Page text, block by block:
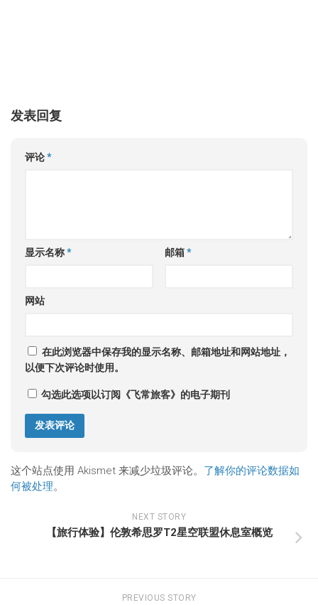
发表回复
评论*
显示名称* 邮箱*
网站
在此浏览器中保存我的显示名称、邮箱地址和网站地址，
以便下次评论时使用。
勾选此选项以订阅《飞常旅客》的电子期刊
这个站点使用 Akismet 来减少垃圾评论。 了解你的评论数据如
何被处理。
NEXT STORY
【旅行体验】伦敦希思罗T2星空联盟休息室概览
PREVIOUS STORY